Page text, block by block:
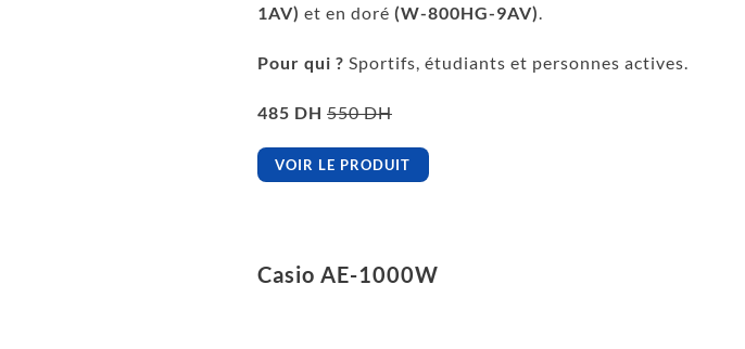
1AV) et en doré (W-800HG-9AV).
Pour qui ? Sportifs, étudiants et personnes actives.
485 DH 550 DH
VOIR LE PRODUIT
Casio AE-1000W